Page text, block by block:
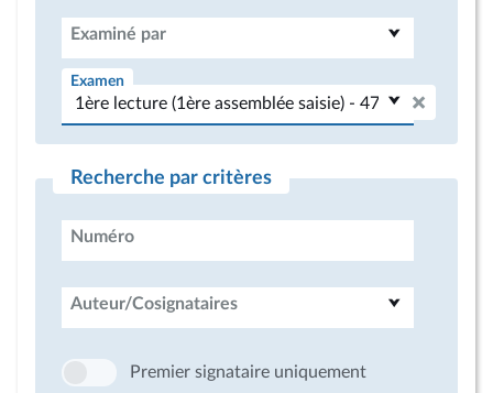
Examiné par
Examen
Recherche par critères
Numéro
Auteur/Cosignataires
Premier signataire uniquement